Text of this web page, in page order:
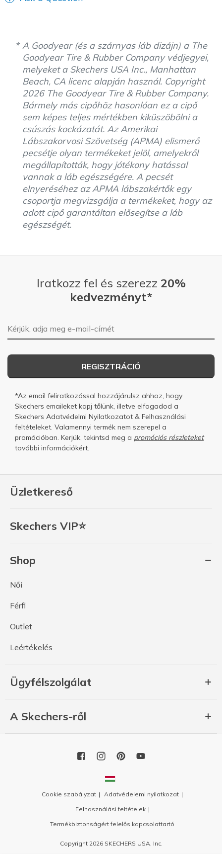
A Goodyear (és a szárnyas láb dizájn) a The
Goodyear Tire & Rubber Company védjegyei,
melyeket a Skechers USA Inc., Manhattan
Beach, CA licenc alapján használ. Copyright
2026 The Goodyear Tire & Rubber Company.
Bármely más cipőhöz hasonlóan ez a cipő
sem képes teljes mértékben kiküszöbölni a
csúszás kockázatát. Az Amerikai
Lábszakorvosi Szövetség (APMA) elismerő
pecsétje olyan termékeket jelöl, amelyekről
megállapították, hogy jótékony hatással
vannak a láb egészségére. A pecsét
elnyeréséhez az APMA lábszakértők egy
csoportja megvizsgálja a termékeket, hogy az
adott cipő garantáltan elősegítse a láb
egészségét.
Üzletkereső
Skechers VIP⭐
Shop
Női
Férfi
Outlet
Leértékelés
Ügyfélszolgálat
A Skechers-ről
Iratkozz fel és szerezz 20%
kedvezményt*
E-mail-cím
REGISZTRÁCIÓ
*Az email feliratkozással hozzájárulsz ahhoz, hogy
Skechers emaileket kapj tőlünk, illetve elfogadod a
Skechers Adatvédelmi Nyilatkozatot & Felhasználási
feltételeket. Valamennyi termék nem szerepel a
promócióban. Kerjük, tekintsd meg a promóciós részleteket
további információkért.
Cookie szabályzat
Adatvédelemi nyilatkozat
Felhasználási feltételek
Termékbiztonságért felelős kapcsolattartó
Copyright 2026 SKECHERS USA, Inc.